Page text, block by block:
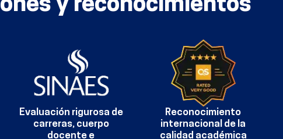
y reconocimientos
Evaluación rigurosa de
carreras, cuerpo
docente e
Reconocimiento
internacional de la
calidad académica